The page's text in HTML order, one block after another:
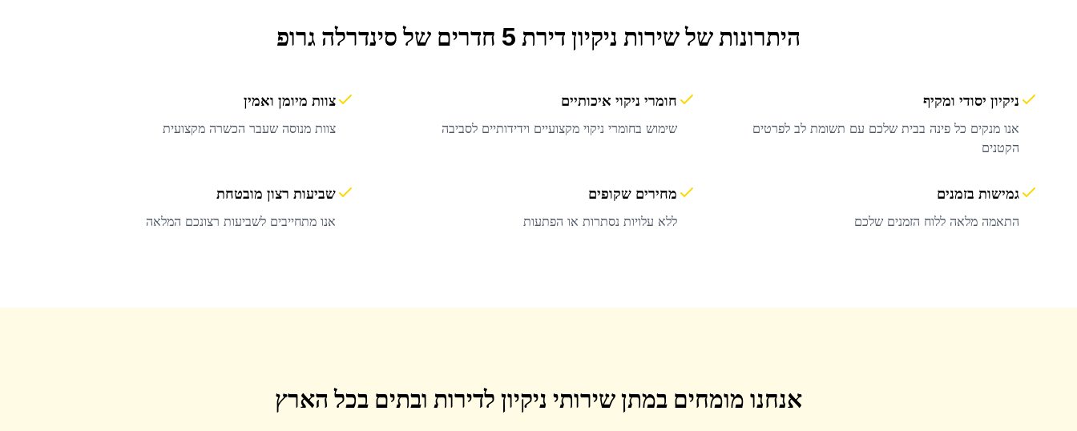
היתרונות של שירות ניקיון דירת 5 חדרים של סינדרלה גרופ
ניקיון יסודי ומקיף
אנו מנקים כל פינה בבית שלכם עם תשומת לב לפרטים
הקטנים
חומרי ניקוי איכותיים
שימוש בחומרי ניקוי מקצועיים וידידותיים לסביבה
צוות מיומן ואמין
צוות מנוסה שעבר הכשרה מקצועית
גמישות בזמנים
התאמה מלאה ללוח הזמנים שלכם
מחירים שקופים
ללא עלויות נסתרות או הפתעות
שביעות רצון מובטחת
אנו מתחייבים לשביעות רצונכם המלאה
אנחנו מומחים במתן שירותי ניקיון לדירות ובתים בכל הארץ